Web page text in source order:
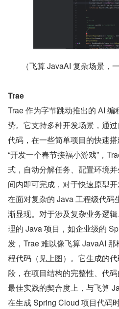
（飞算 JavaAI 复杂场景，
Trae
Trae 作为字节跳动推出的 AI
势。它支持多种开发场景，通
代码，在一些简单项目的快速
“开发一个春节接福小游戏”，
式，自动分解任务、配置环境
间内即可完成，对于快速原型开
在面对复杂的 Java 工程级代码
渐显现。对于涉及复杂业务逻
理的 Java 项目，如企业级的
发，Trae 难以像飞算 JavaAI
程代码（见上图）。它生成的
段，在项目结构的完整性、代
最佳实践的契合度上，与飞算
在生成 Spring Cloud 项目代码